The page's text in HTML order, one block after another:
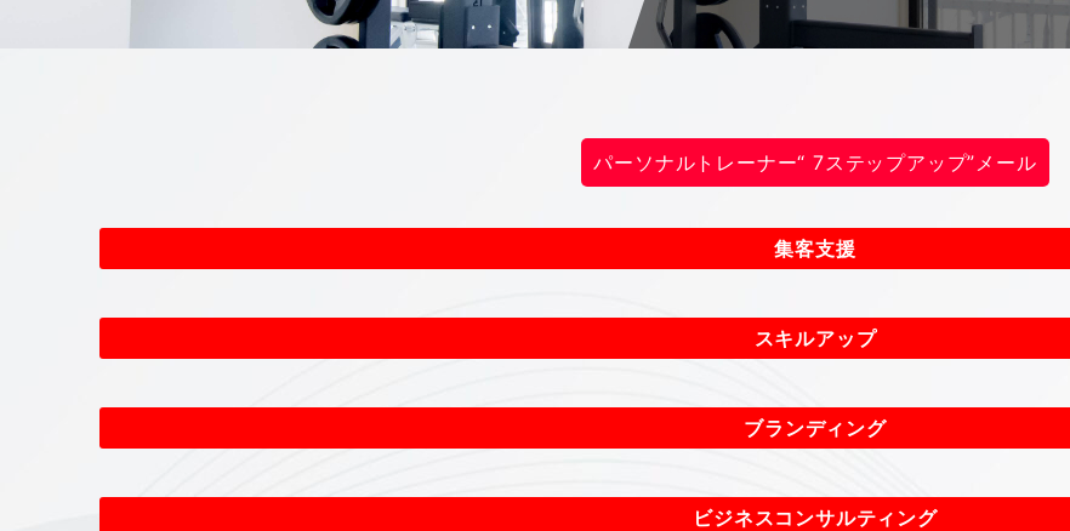
パーソナルトレーナー“ 7ステップアップ”メール
集客支援
スキルアップ
ブランディング
ビジネスコンサルティング